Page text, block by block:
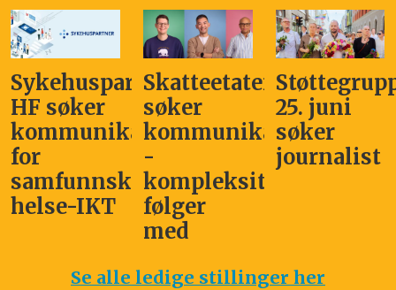
Sykehuspartner
HF søker
kommunikasjonssjef
for
samfunnskritisk
helse-IKT
Skatteetaten
søker
kommunikasjonsleder
-
kompleksitet
følger
med
25. juni
søker
journalist
Se alle ledige stillinger her